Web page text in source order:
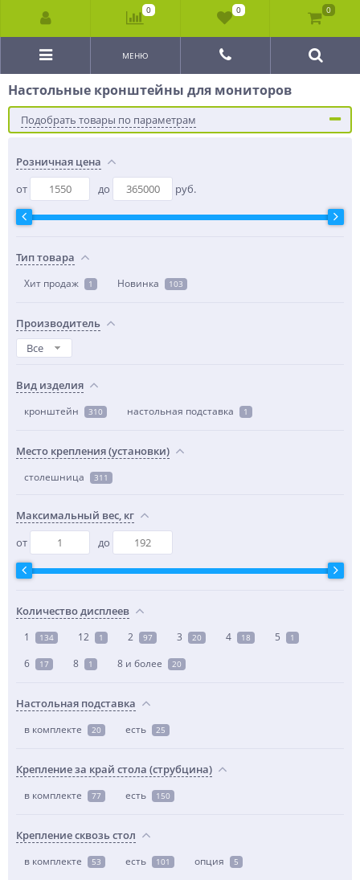
МЕНЮ
Настольные кронштейны для мониторов
Подобрать товары по параметрам
Розничная цена
от
до руб.
Тип товара
Хит продаж 1 Новинка 103
Производитель
Все
Вид изделия
кронштейн 310 настольная подставка 1
Место крепления (установки)
столешница 311
Максимальный вес, кг
от
до
Количество дисплеев
1 134 12 1 2 97 3 20 4 18 5 1
6 17 8 1 8 и более 20
Настольная подставка
в комплекте 20 есть 25
Крепление за край стола (струбцина)
в комплекте 77 есть 150
Крепление сквозь стол
в комплекте 53 есть 101 опция 5
0 0 0